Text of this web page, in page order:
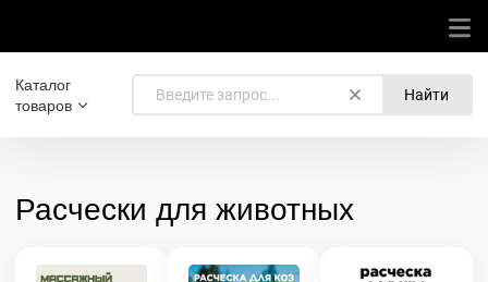
Каталог
товаров
Найти
Расчески для животных